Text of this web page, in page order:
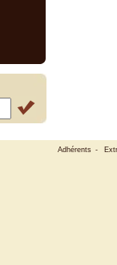
Adhérents -